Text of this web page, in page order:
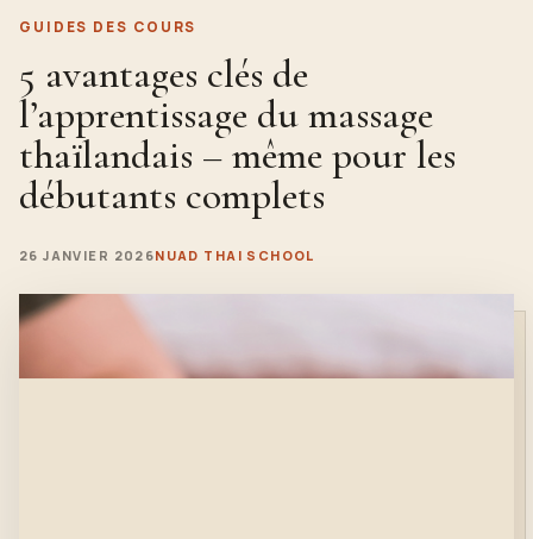
GUIDES DES COURS
5 avantages clés de
l’apprentissage du massage
thaïlandais – même pour les
débutants complets
26 JANVIER 2026NUAD THAI SCHOOL